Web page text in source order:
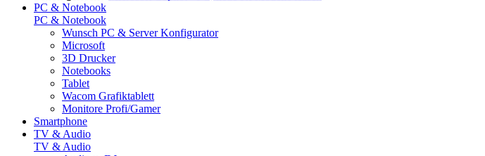
PC & Notebook
PC & Notebook
Wunsch PC & Server Konfigurator
Microsoft
3D Drucker
Notebooks
Tablet
Wacom Grafiktablett
Monitore Profi/Gamer
Smartphone
TV & Audio
TV & Audio